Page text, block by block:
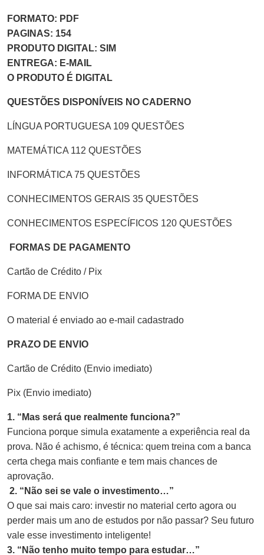
FORMATO: PDF
PAGINAS: 154
PRODUTO DIGITAL: SIM
ENTREGA: E-MAIL
O PRODUTO É DIGITAL
QUESTÕES DISPONÍVEIS NO CADERNO
LÍNGUA PORTUGUESA 109 QUESTÕES
MATEMÁTICA 112 QUESTÕES
INFORMÁTICA 75 QUESTÕES
CONHECIMENTOS GERAIS 35 QUESTÕES
CONHECIMENTOS ESPECÍFICOS 120 QUESTÕES
FORMAS DE PAGAMENTO
Cartão de Crédito / Pix
FORMA DE ENVIO
O material é enviado ao e-mail cadastrado
PRAZO DE ENVIO
Cartão de Crédito (Envio imediato)
Pix (Envio imediato)
1. “Mas será que realmente funciona?”
Funciona porque simula exatamente a experiência real da
prova. Não é achismo, é técnica: quem treina com a banca
certa chega mais confiante e tem mais chances de
aprovação.
2. “Não sei se vale o investimento…”
O que sai mais caro: investir no material certo agora ou
perder mais um ano de estudos por não passar? Seu futuro
vale esse investimento inteligente!
3. “Não tenho muito tempo para estudar…”